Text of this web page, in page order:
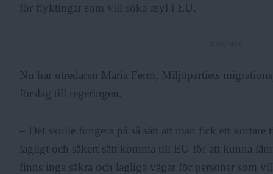
för flyktingar som vill söka asyl i EU.
Nu har utredaren Maria Ferm, Miljöpartiets
förslag till regeringen.
– Det skulle fungera på så sätt att man fick ett kortare
lagligt och säkert sätt komma till EU för att kunna
finns inga säkra och lagliga vägar för personer som